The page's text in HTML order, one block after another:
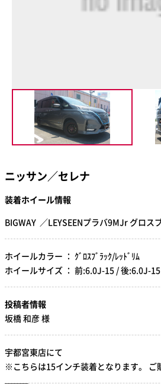
ニッサン／セレナ
装着ホイール情報
BIGWAY ／LEYSEENプラバ9MJr グロス
ホイールカラー ： ｸﾞﾛｽﾌﾞﾗｯｸ/ﾚｯﾄﾞﾘﾑ
ホイールサイズ ： 前:6.0J-15 / 後:6.0J-15
投稿者情報
坂橋 和彦 様
宇都宮東店にて
※こちらは15インチ装着となります。 ご